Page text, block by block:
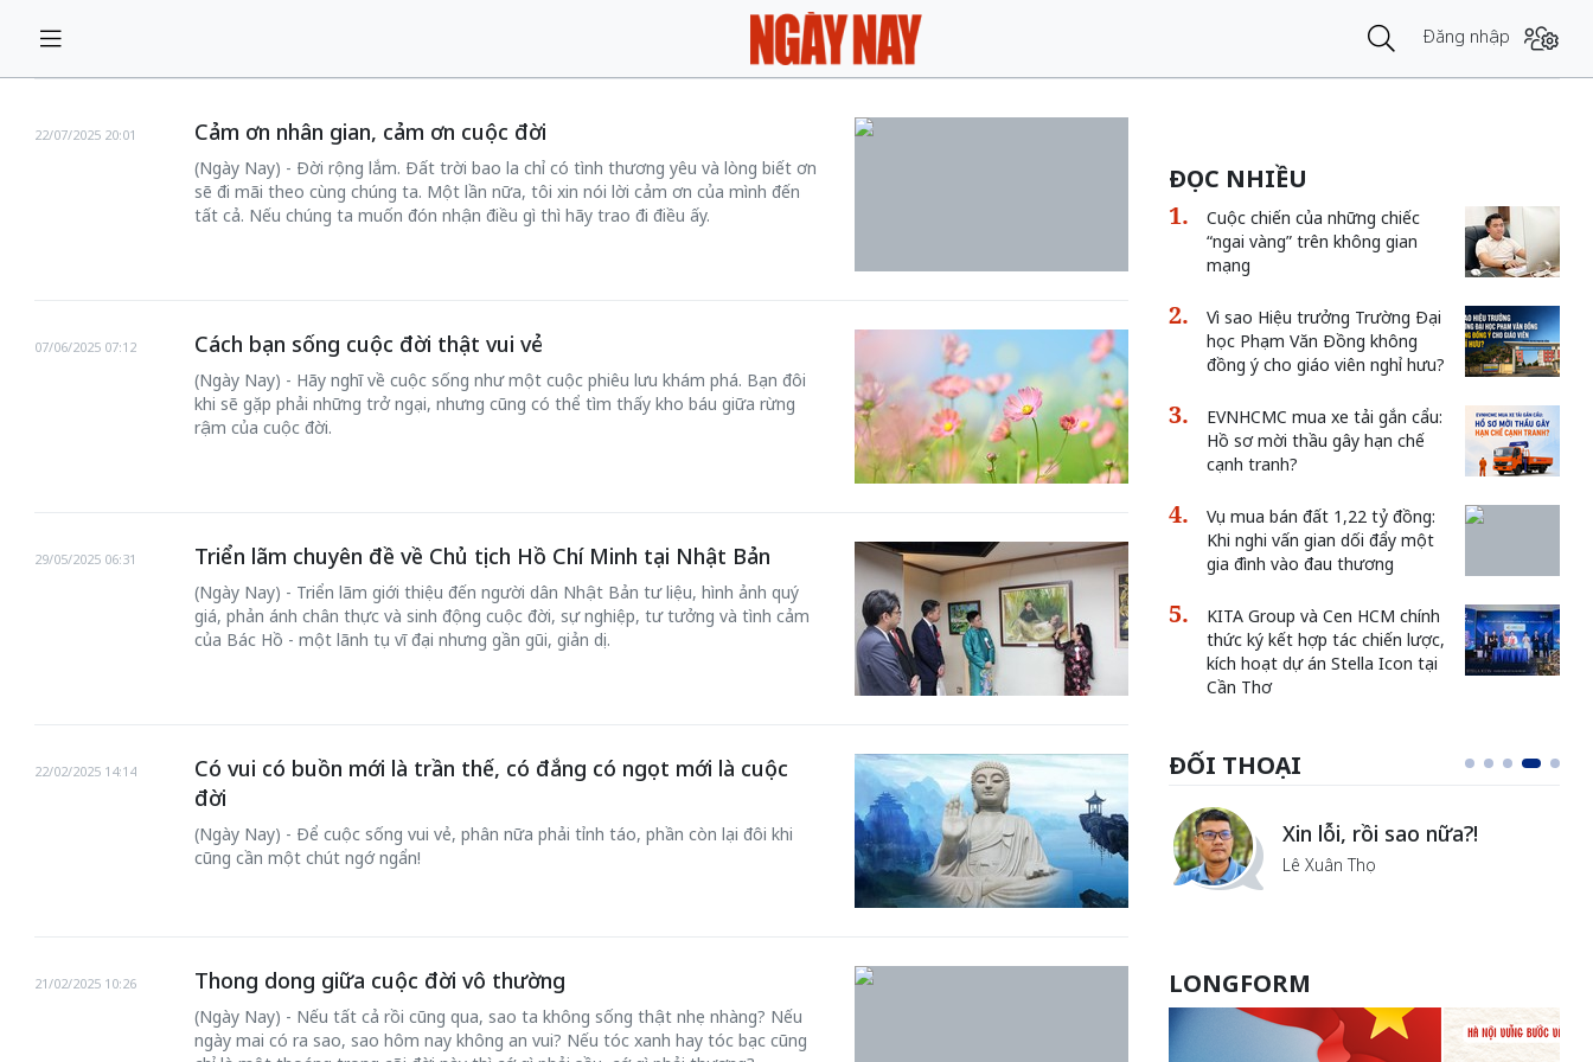
Đăng nhập
Cảm ơn nhân gian, cảm ơn cuộc đời
22/07/2025 20:01
(Ngày Nay) - Đời rộng lắm. Đất trời bao la chỉ có tình thương yêu và lòng biết ơn
sẽ đi mãi theo cùng chúng ta. Một lần nữa, tôi xin nói lời cảm ơn của mình đến
tất cả. Nếu chúng ta muốn đón nhận điều gì thì hãy trao đi điều ấy.
Cách bạn sống cuộc đời thật vui vẻ
07/06/2025 07:12
(Ngày Nay) - Hãy nghĩ về cuộc sống như một cuộc phiêu lưu khám phá. Bạn đôi
khi sẽ gặp phải những trở ngại, nhưng cũng có thể tìm thấy kho báu giữa rừng
rậm của cuộc đời.
Triển lãm chuyên đề về Chủ tịch Hồ Chí Minh tại Nhật Bản
29/05/2025 06:31
(Ngày Nay) - Triển lãm giới thiệu đến người dân Nhật Bản tư liệu, hình ảnh quý
giá, phản ánh chân thực và sinh động cuộc đời, sự nghiệp, tư tưởng và tình cảm
của Bác Hồ - một lãnh tụ vĩ đại nhưng gần gũi, giản dị.
Có vui có buồn mới là trần thế, có đắng có ngọt mới là cuộc
đời
22/02/2025 14:14
(Ngày Nay) - Để cuộc sống vui vẻ, phân nữa phải tỉnh táo, phần còn lại đôi khi
cũng cần một chút ngớ ngẩn!
Thong dong giữa cuộc đời vô thường
21/02/2025 10:26
(Ngày Nay) - Nếu tất cả rồi cũng qua, sao ta không sống thật nhẹ nhàng? Nếu
ngày mai có ra sao, sao hôm nay không an vui? Nếu tóc xanh hay tóc bạc cũng
ĐỌC NHIỀU
Cuộc chiến của những chiếc
“ngai vàng” trên không gian
mạng
Vì sao Hiệu trưởng Trường Đại
học Phạm Văn Đồng không
đồng ý cho giáo viên nghỉ hưu?
EVNHCMC mua xe tải gắn cẩu:
Hồ sơ mời thầu gây hạn chế
cạnh tranh?
Vụ mua bán đất 1,22 tỷ đồng:
Khi nghi vấn gian dối đẩy một
gia đình vào đau thương
KITA Group và Cen HCM chính
thức ký kết hợp tác chiến lược,
kích hoạt dự án Stella Icon tại
Cần Thơ
ĐỐI THOẠI
Khách đến chơi nhà
làng ven sông Hồng của Hà
Xin lỗi, rồi sao nữa?!
Lê Xuân Thọ
Vẻ đẹp của khoa học
văn
Lưu Nguyệt Linh
LONGFORM